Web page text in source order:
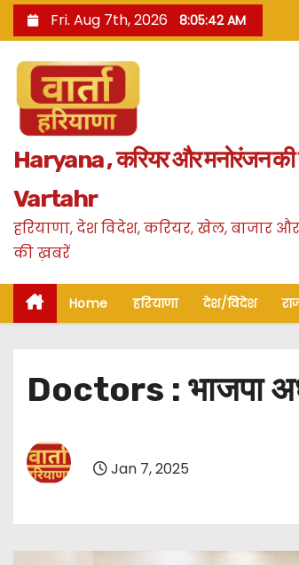
k
n
Fri. Aug 7th, 2026 8:05:43 AM
Haryana , करियर और मनोरंजन
Vartahr
हरियाणा, देश विदेश, करियर, खेल, बाजार
की ख़बरें
Home हरियाणा देश/विदेश
Doctors : भाजपा
Jan 7, 2025